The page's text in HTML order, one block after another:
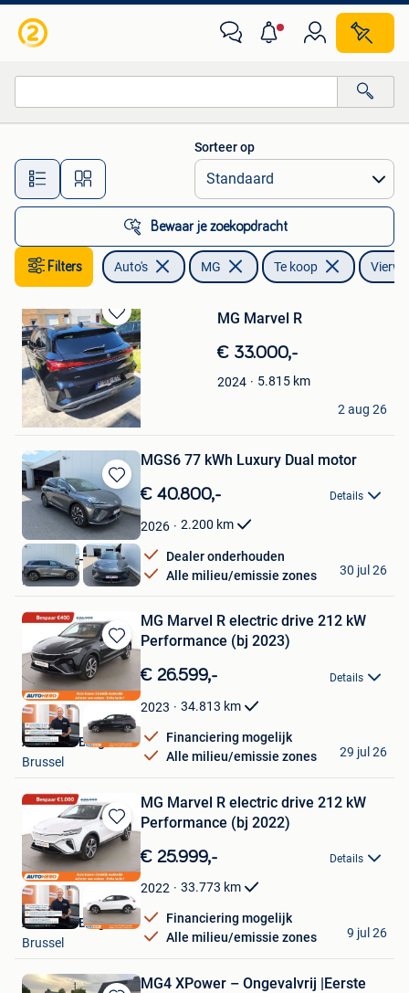
Alle afstanden…
Sorteer op
Bewaar je zoekopdracht
Filters Auto's MG Te koop
Bewaren
in
Mijn
Favorieten
MG Marvel R
€ 33.000,-
2024 5.815 km
thierry
Blankenberge
2 aug 26
Bewaren
in
Mijn
Favorieten
MGS6 77 kWh Luxury Dual motor
€ 40.800,- Details
2026 2.200 km
Dealer onderhouden
Alle milieu/emissie zones
De Baets Hasselt
Hasselt
30 jul 26
Bewaren
in
Mijn
Favorieten
MG Marvel R electric drive 212 kW
Performance (bj 2023)
€ 26.599,- Details
2023 34.813 km
Financiering mogelijk
Alle milieu/emissie zones
Autohero België
Brussel
29 jul 26
Bewaren
in
Mijn
Favorieten
MG Marvel R electric drive 212 kW
Performance (bj 2022)
€ 25.999,- Details
2022 33.773 km
Financiering mogelijk
Alle milieu/emissie zones
Autohero België
Brussel
9 jul 26
MG4 XPower – Ongevalvrij |Eerste